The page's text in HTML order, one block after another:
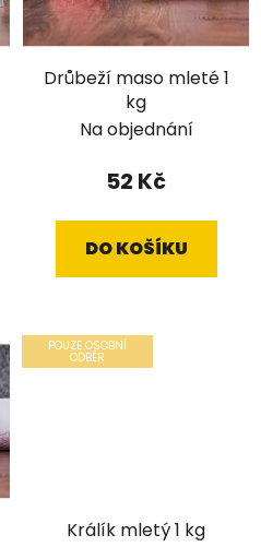
Drůbeží maso mleté 1
kg
Na objednání
52 Kč
DO KOŠÍKU
POUZE OSOBNÍ
ODBĚR
Králík mletý 1 kg